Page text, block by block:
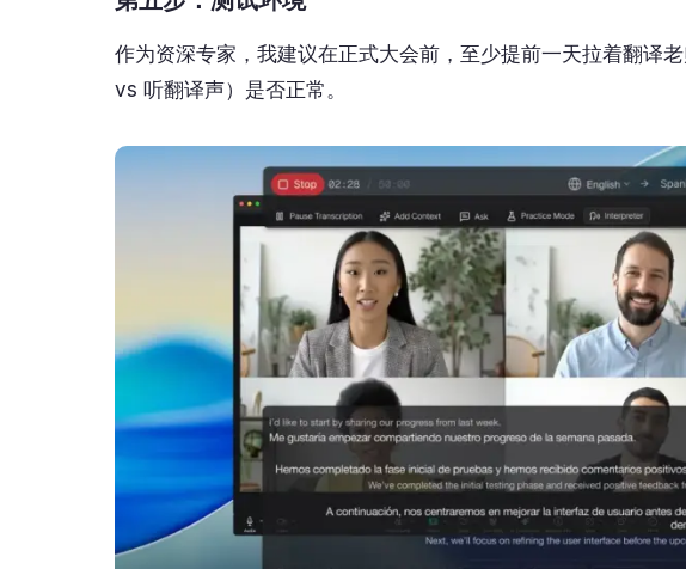
作为资深专家，我建议在正式大会前，至少提前一天拉着翻译
vs 听翻译声）是否正常。